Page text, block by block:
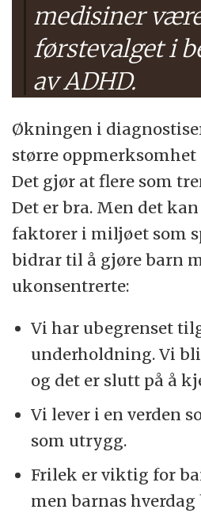
medisiner
førstevalget i
av ADHD.
Økningen i
større
Det gjør at flere som
Det er bra. Men det
faktorer i miljøet som
bidrar til å gjøre barn
ukonsentrerte:
Vi har ubegrenset
underholdning. Vi
og det er slutt på å
Vi lever i en verden
som utrygg.
Frilek er viktig for
men barnas